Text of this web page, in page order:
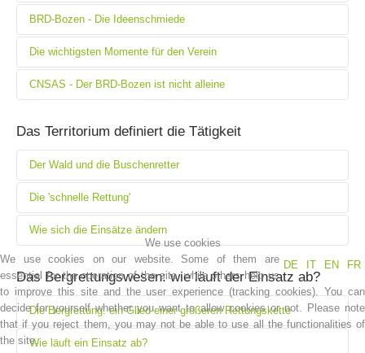
{article title="Das Einsatzgebiet damals und heute"}[text]{/article}
BRD-Bozen - Die Ideenschmiede
{article title="BRD-Bozen – Die Ideenschmiede"}[text]{/article}
Die wichtigsten Momente für den Verein
{article title="Die wichtigsten Momente für den Verein"}[text]
{/article}
CNSAS - Der BRD-Bozen ist nicht alleine
{/article}
Das Territorium definiert die Tätigkeit
Der Wald und die Buschenretter
{article title="Der Wald und die „Buschenretter“"}[text]{/article}
Die 'schnelle Rettung'
{article title="Die „schnelle Rettung“"}[text]{/article}
Wie sich die Einsätze ändern
{article title="Wie sich die Einsätze ändern"}[text]{/article}
Das Bergrettungswesen: wie läuft der Einsatz ab?
Die Bergrettung: ein Glied einer größeren Rettungskette
{article title="Die Bergrettung: ein Glied einer größeren
Wie läuft ein Einsatz ab?
We use cookies
DE
IT EN FR
We use cookies on our website. Some of them are
essential for the operation of the site, while others help us
to improve this site and the user experience (tracking cookies). You can
decide for yourself whether you want to allow cookies or not. Please note
that if you reject them, you may not be able to use all the functionalities of
the site.